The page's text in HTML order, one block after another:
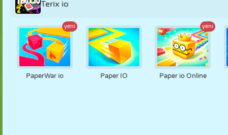
Terix io
yeni
PaperWar io Paper IO
yeni
Paper io Online